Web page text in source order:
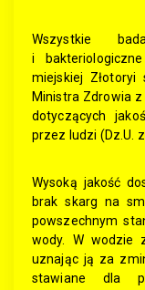
Wszystkie
i
miejskiej Złotoryi
Ministra Zdrowia
dotyczących
przez ludzi (Dz.U.
Wysoką jakość
brak skarg na
powszechnym
wody. W wodzie
uznając ją za
stawiane dla